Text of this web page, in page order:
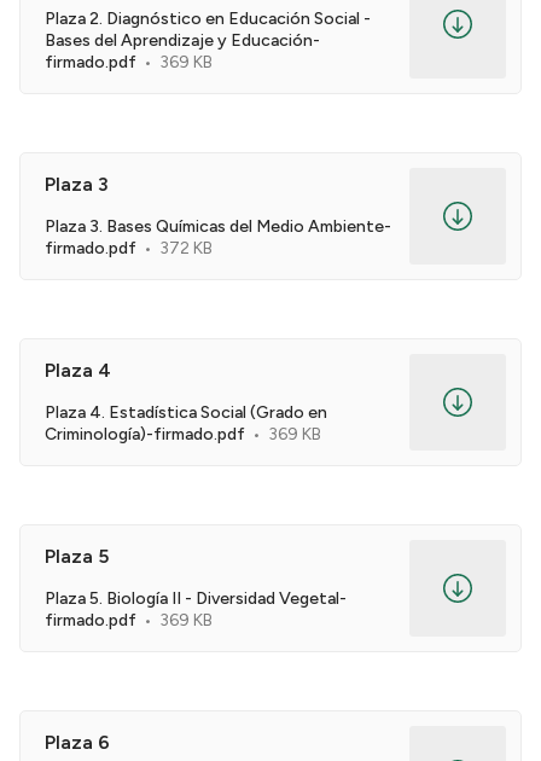
Plaza 2. Diagnóstico en Educación Social -
Bases del Aprendizaje y Educación-
firmado.pdf
369 KB
Plaza 3
Plaza 3. Bases Químicas del Medio Ambiente-
firmado.pdf
372 KB
Plaza 4
Plaza 4. Estadística Social (Grado en
Criminología)-firmado.pdf
369 KB
Plaza 5
Plaza 5. Biología II - Diversidad Vegetal-
firmado.pdf
369 KB
Plaza 6